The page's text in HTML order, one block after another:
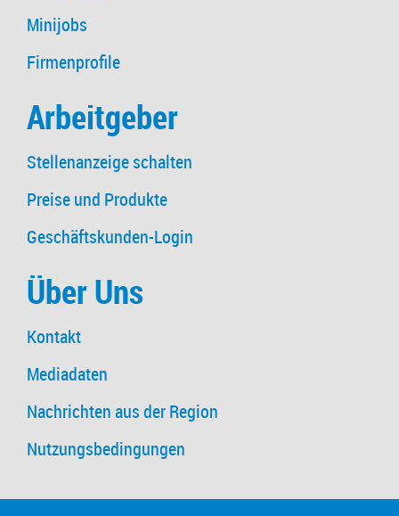
Minijobs
Firmenprofile
Arbeitgeber
Stellenanzeige schalten
Preise und Produkte
Geschäftskunden-Login
Über Uns
Kontakt
Mediadaten
Nachrichten aus der Region
Nutzungsbedingungen